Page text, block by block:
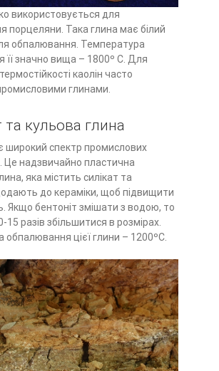
використовується для
порцеляни. Така глина має білий
обпалювання. Температура
її значно вища – 1800º С. Для
каолін часто
глинами.
та кульова глина
широкий спектр промислових
Це надзвичайно пластична
яка містить силікат та
до кераміки, щоб підвищити
Якщо бентоніт змішати з водою, то
15 разів збільшитися в розмірах.
обпалювання цієї глини – 1200ºС.